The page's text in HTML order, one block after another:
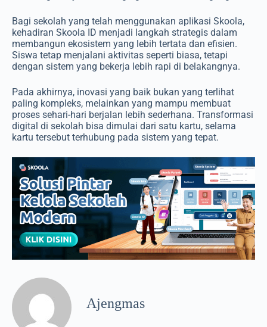
Bagi sekolah yang telah menggunakan aplikasi Skoola,
kehadiran Skoola ID menjadi langkah strategis dalam
membangun ekosistem yang lebih tertata dan efisien.
Siswa tetap menjalani aktivitas seperti biasa, tetapi
dengan sistem yang bekerja lebih rapi di belakangnya.
Pada akhirnya, inovasi yang baik bukan yang terlihat
paling kompleks, melainkan yang mampu membuat
proses sehari-hari berjalan lebih sederhana. Transformasi
digital di sekolah bisa dimulai dari satu kartu, selama
kartu tersebut terhubung pada sistem yang tepat.
Ajengmas